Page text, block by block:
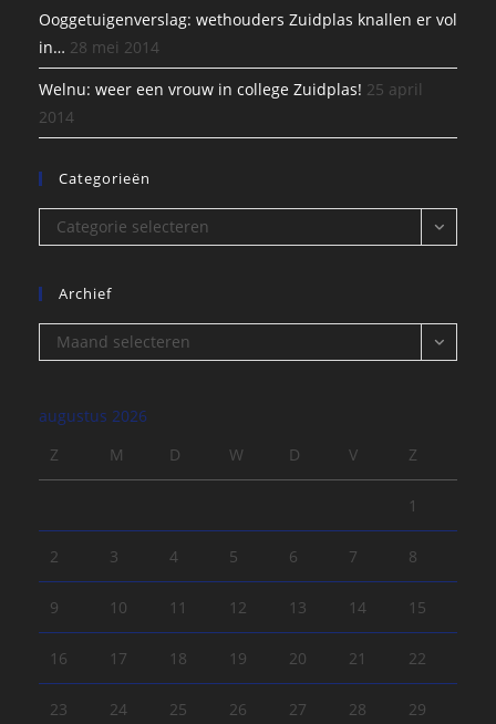
Ooggetuigenverslag: wethouders Zuidplas knallen er vol
in… 28 mei 2014
Welnu: weer een vrouw in college Zuidplas! 25 april
2014
Categorieën
Categorieën
Categorie selecteren
Archief
Archief
Maand selecteren
augustus 2026
Z
M D W D V Z
1
2 3 4 5 6 7 8
9 10 11 12 13 14 15
16 17 18 19 20 21 22
23 24 25 26 27 28 29